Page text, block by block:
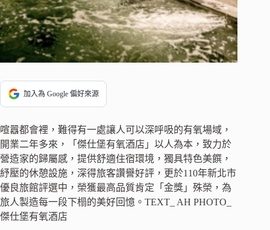
加入為 Google 偏好來源
喧囂都會裡，難得有一處讓人可以深呼吸的有氧場域，
開業二年多來，「傑仕堡有氧酒店」以人為本，致力於
營造家的歸屬感，提供舒適住宿環境，獨具特色美饌，
紓壓的休憩設施，深得旅客讚譽好評，更於110年新北市
優良旅館評選中，榮獲最高品質肯定「金獎」殊榮，為
旅人製造每一段下榻的美好回憶。TEXT_ AH PHOTO_
傑仕堡有氧酒店